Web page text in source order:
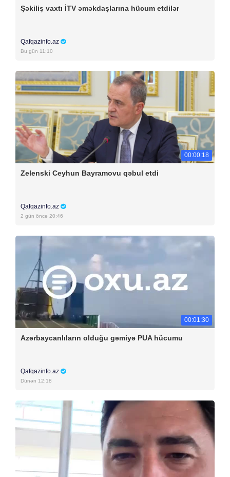
Şəkiliş vaxtı İTV əməkdaşlarına hücum etdilər
Qafqazinfo.az
Bu gün 11:10
00:00:18
Zelenski Ceyhun Bayramovu qəbul etdi
Qafqazinfo.az
2 gün öncə 20:46
00:01:30
Azərbaycanlıların olduğu gəmiyə PUA hücumu
Qafqazinfo.az
Dünən 12:18